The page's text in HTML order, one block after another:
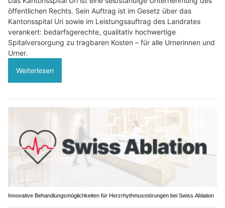
öffentlichen Rechts. Sein Auftrag ist im Gesetz über das
Kantonsspital Uri sowie im Leistungsauftrag des Landrates
verankert: bedarfsgerechte, qualitativ hochwertige
Spitalversorgung zu tragbaren Kosten – für alle Urnerinnen und
Urner.
Weiterlesen
Innovative Behandlungsmöglichkeiten für Herzrhythmusstörungen bei Swiss Ablation